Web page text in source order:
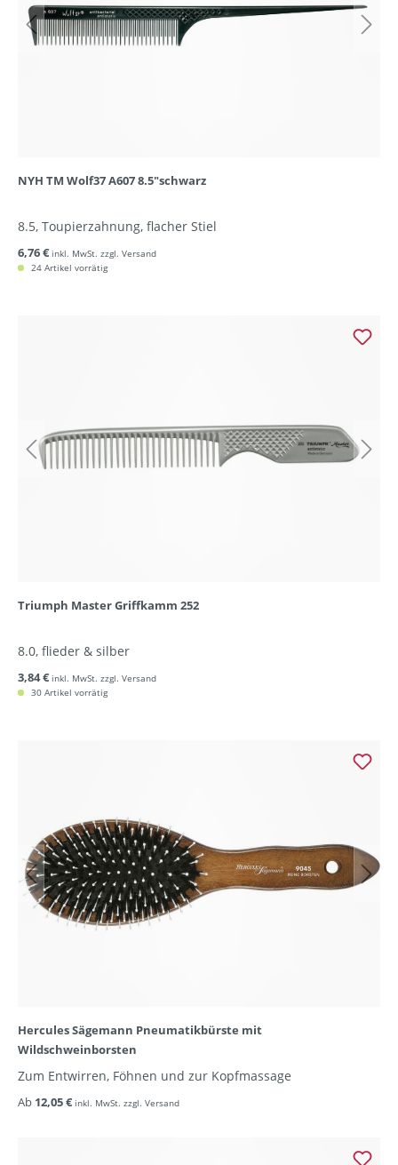
NYH TM Wolf37 A607 8.5"schwarz
8.5, Toupierzahnung, flacher Stiel
6,76 € inkl. MwSt. zzgl. Versand
24 Artikel vorrätig
Triumph Master Griffkamm 252
8.0, flieder & silber
3,84 € inkl. MwSt. zzgl. Versand
30 Artikel vorrätig
Hercules Sägemann Pneumatikbürste mit
Wildschweinborsten
Zum Entwirren, Föhnen und zur Kopfmassage
Ab 12,05 € inkl. MwSt. zzgl. Versand